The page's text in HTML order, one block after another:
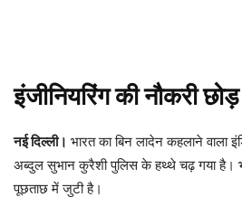
इंजीनियरिंग की नौकरी
नई दिल्ली। भारत का बिन लादेन कहलाने वाला
अब्दुल सुभान कुरैशी पुलिस के हथ्थे चढ़ गया है।
पूछताछ में जुटी है।